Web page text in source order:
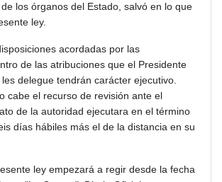
los órganos del Estado, salvó en lo que
ley.
acordadas por las
de las atribuciones que el Presidente
delegue tendrán carácter ejecutivo.
cabe el recurso de revisión ante el
de la autoridad ejecutara en el término
días hábiles más el de la distancia en su
ley empezará a regir desde la fecha